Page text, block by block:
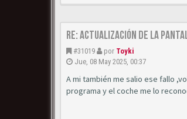
Re: Actualización de la
#31019 por Toyki
Jue, 08 May 2025, 00:37
A mi también me salio ese fallo
programa y el coche me lo